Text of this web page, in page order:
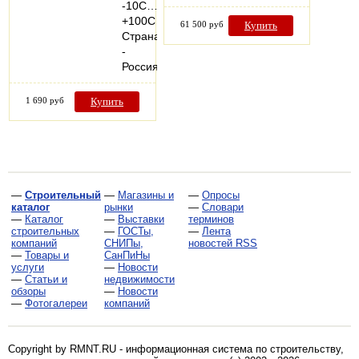
-10С…
+100С
Страна
-
Россия
1 690 руб Купить
61 500 руб Купить
— Строительный
каталог
— Каталог
строительных
компаний
— Товары и
услуги
— Статьи и
обзоры
— Фотогалереи
— Магазины и
рынки
— Выставки
— ГОСТы,
СНИПы,
СанПиНы
— Новости
недвижимости
— Новости
компаний
— Опросы
— Словари
терминов
— Лента
новостей RSS
Copyright by RMNT.RU - информационная система по строительству,